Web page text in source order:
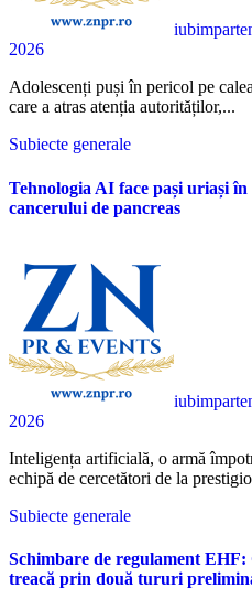
2026
Adolescenți puși în pericol pe calea ferată Într-un incident recent
care a atras atenția autorităților,...
Subiecte generale
Tehnologia AI face pași uriași în
cancerului de pancreas
2026
Inteligența artificială, o armă împotriva cancerului de pancreas O
echipă de cercetători de la
Subiecte generale
Schimbare de regulament EHF:
treacă prin două tururi